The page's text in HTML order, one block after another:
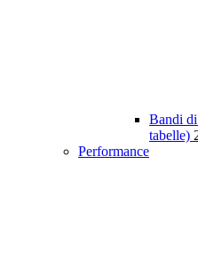
Bandi
tabelle)
Performance